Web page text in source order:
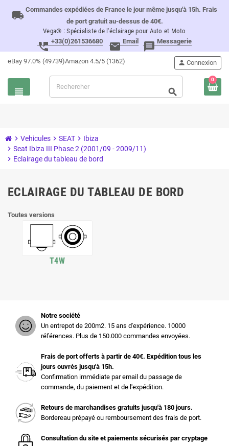
local_shipping Commandes expédiées de France le jour même jusqu'à 15h. Frais
de port gratuit au-dessus de 40€.
Vega® : Spécialiste de l'éclairage pour Auto et Moto
perm_phone_msg +33(0)261536680 email Email message Messagerie
eBay 97.0% (49739)Amazon 4.5/5 (1362)
view_headline
person Connexion
search
0
chevron_right Vehicules chevron_right SEAT chevron_right Ibiza
chevron_right Seat Ibiza III Phase 2 (2001/09 - 2009/11)
chevron_right Eclairage du tableau de bord
ECLAIRAGE DU TABLEAU DE BORD
Toutes versions
T4W
Notre société
Un entrepot de 200m2. 15 ans d'expérience. 10000
références. Plus de 150.000 commandes envoyées.
Frais de port offerts à partir de 40€. Expédition tous les
jours ouvrés jusqu'à 15h.
Confirmation immédiate par email du passage de
commande, du paiement et de l'expédition.
Retours de marchandises gratuits jusqu'à 180 jours.
Bordereau prépayé ou remboursement des frais de port.
Consultation du site et paiements sécurisés par cryptage